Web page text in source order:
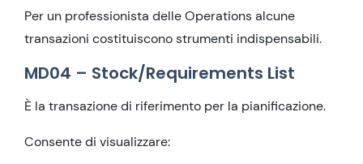
Per un professionista delle Operations alcune
transazioni costituiscono strumenti indispensabili.
MD04 – Stock/Requirements List
È la transazione di riferimento per la pianificazione.
Consente di visualizzare: